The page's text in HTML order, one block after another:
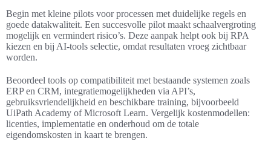
Begin met kleine pilots voor processen met duidelijke regels en
goede datakwaliteit. Een succesvolle pilot maakt schaalvergroting
mogelijk en vermindert risico’s. Deze aanpak helpt ook bij RPA
kiezen en bij AI-tools selectie, omdat resultaten vroeg zichtbaar
worden.
Beoordeel tools op compatibiliteit met bestaande systemen zoals
ERP en CRM, integratiemogelijkheden via API’s,
gebruiksvriendelijkheid en beschikbare training, bijvoorbeeld
UiPath Academy of Microsoft Learn. Vergelijk kostenmodellen:
licenties, implementatie en onderhoud om de totale
eigendomskosten in kaart te brengen.